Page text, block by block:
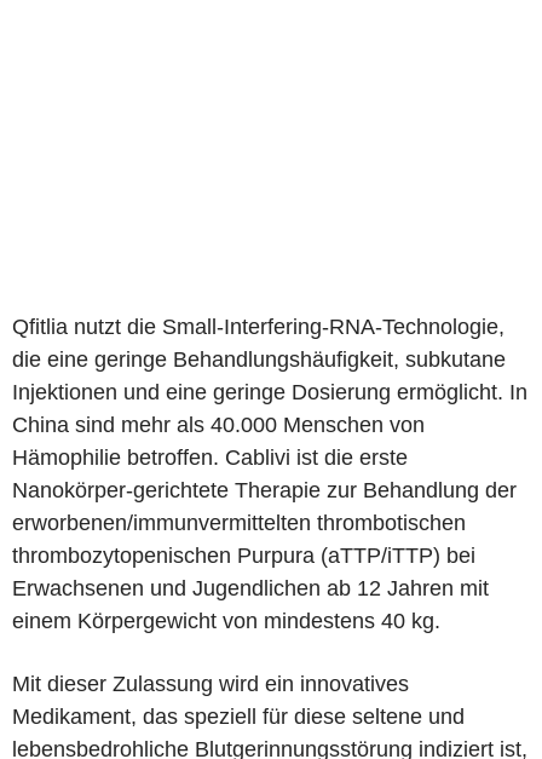
Qfitlia nutzt die Small-Interfering-RNA-Technologie,
die eine geringe Behandlungshäufigkeit, subkutane
Injektionen und eine geringe Dosierung ermöglicht. In
China sind mehr als 40.000 Menschen von
Hämophilie betroffen. Cablivi ist die erste
Nanokörper-gerichtete Therapie zur Behandlung der
erworbenen/immunvermittelten thrombotischen
thrombozytopenischen Purpura (aTTP/iTTP) bei
Erwachsenen und Jugendlichen ab 12 Jahren mit
einem Körpergewicht von mindestens 40 kg.
Mit dieser Zulassung wird ein innovatives
Medikament, das speziell für diese seltene und
lebensbedrohliche Blutgerinnungsstörung indiziert ist,